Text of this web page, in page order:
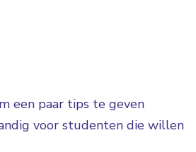
een paar tips te geven
voor studenten die willen